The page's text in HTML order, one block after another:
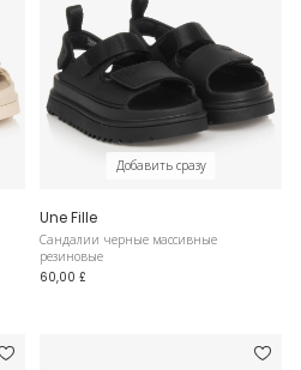
Добавить сразу
Une Fille
Сандалии черные массивные
резиновые
60,00 £